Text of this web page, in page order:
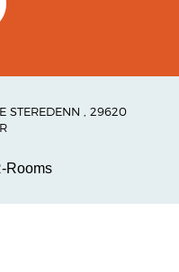
STEREDENN , 29620
Rooms